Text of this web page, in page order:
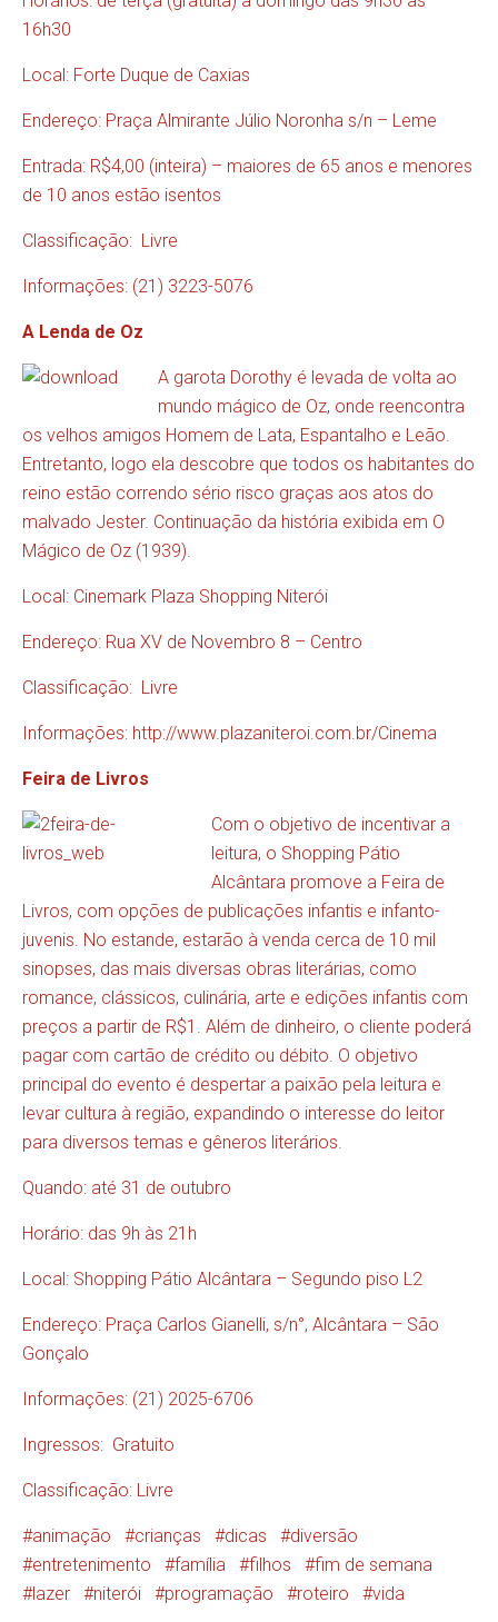
16h30
Local: Forte Duque de Caxias
Endereço: Praça Almirante Júlio Noronha s/n – Leme
Entrada: R$4,00 (inteira) – maiores de 65 anos e menores
de 10 anos estão isentos
Classificação: Livre
Informações: (21) 3223-5076
A Lenda de Oz
A garota Dorothy é levada de volta ao
mundo mágico de Oz, onde reencontra
os velhos amigos Homem de Lata, Espantalho e Leão.
Entretanto, logo ela descobre que todos os habitantes do
reino estão correndo sério risco graças aos atos do
malvado Jester. Continuação da história exibida em O
Mágico de Oz (1939).
Local: Cinemark Plaza Shopping Niterói
Endereço: Rua XV de Novembro 8 – Centro
Classificação: Livre
Informações: http://www.plazaniteroi.com.br/Cinema
Feira de Livros
Com o objetivo de incentivar a
leitura, o Shopping Pátio
Alcântara promove a Feira de
Livros, com opções de publicações infantis e infanto-
juvenis. No estande, estarão à venda cerca de 10 mil
sinopses, das mais diversas obras literárias, como
romance, clássicos, culinária, arte e edições infantis com
preços a partir de R$1. Além de dinheiro, o cliente poderá
pagar com cartão de crédito ou débito. O objetivo
principal do evento é despertar a paixão pela leitura e
levar cultura à região, expandindo o interesse do leitor
para diversos temas e gêneros literários.
Quando: até 31 de outubro
Horário: das 9h às 21h
Local: Shopping Pátio Alcântara – Segundo piso L2
Endereço: Praça Carlos Gianelli, s/n°, Alcântara – São
Gonçalo
Informações: (21) 2025-6706
Ingressos: Gratuito
Classificação: Livre
animação crianças dicas
diversão
entretenimento
família filhos
fim de semana
lazer
niterói programação roteiro vida